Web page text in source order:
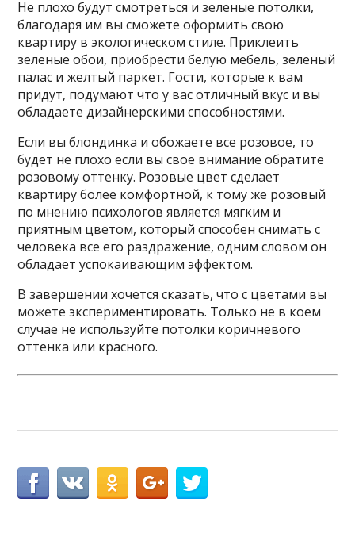
Не плохо будут смотреться и зеленые потолки,
благодаря им вы сможете оформить свою
квартиру в экологическом стиле. Приклеить
зеленые обои, приобрести белую мебель, зеленый
палас и желтый паркет. Гости, которые к вам
придут, подумают что у вас отличный вкус и вы
обладаете дизайнерскими способностями.
Если вы блондинка и обожаете все розовое, то
будет не плохо если вы свое внимание обратите
розовому оттенку. Розовые цвет сделает
квартиру более комфортной, к тому же розовый
по мнению психологов является мягким и
приятным цветом, который способен снимать с
человека все его раздражение, одним словом он
обладает успокаивающим эффектом.
В завершении хочется сказать, что с цветами вы
можете экспериментировать. Только не в коем
случае не используйте потолки коричневого
оттенка или красного.